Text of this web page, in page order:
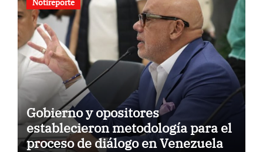
Gobierno y opositores
establecieron metodología para el
proceso de diálogo en Venezuela